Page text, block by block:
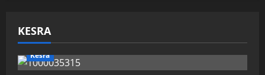
KESRA
Kesra